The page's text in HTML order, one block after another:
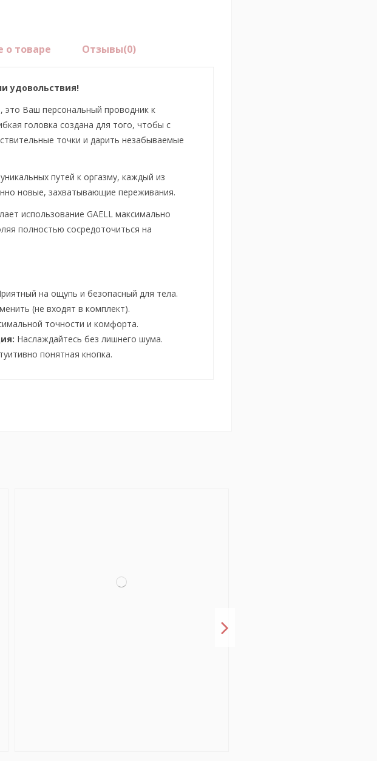
о товаре Отзывы(0)
удовольствия!
это Ваш персональный проводник к
головка создана для того, чтобы с
точки и дарить незабываемые
путей к оргазму, каждый из
новые, захватывающие переживания.
использование GAELL максимально
полностью сосредоточиться на
на ощупь и безопасный для тела.
(не входят в комплект).
точности и комфорта.
Наслаждайтесь без лишнего шума.
понятная кнопка.